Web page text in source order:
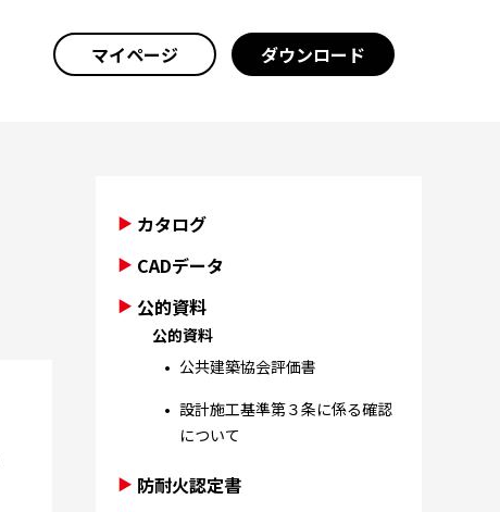
マイページ ダウンロード
カタログ
CADデータ
公的資料
公的資料
公共建築協会評価書
設計施工基準第３条に係る確認
について
防耐火認定書